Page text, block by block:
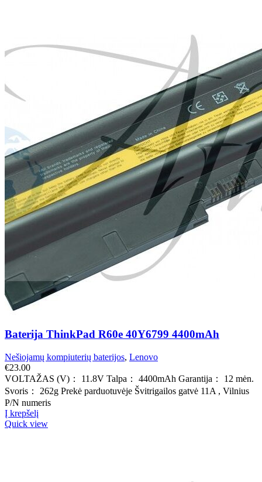
Baterija ThinkPad R60e 40Y6799 4400mAh
Nešiojamų kompiuterių baterijos, Lenovo
€23.00
VOLTAŽAS (V)： 11.8V Talpa： 4400mAh Garantija： 12 mėn.
Svoris： 262g Prekė parduotuvėje Švitrigailos gatvė 11A , Vilnius
P/N numeris
Į krepšelį
Quick view